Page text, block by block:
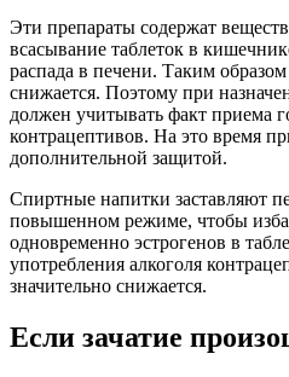
Эти препараты содержат
всасывание таблеток в
распада в печени. Таким
снижается. Поэтому при
должен учитывать факт приема
контрацептивов. На это время
дополнительной защитой.
Спиртные напитки заставляют
повышенном режиме, чтобы
одновременно эстрогенов в
употребления алкоголя
значительно снижается.
Если зачатие